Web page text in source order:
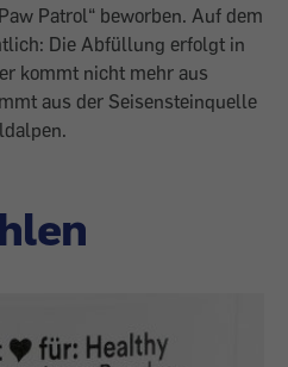
Patrol“ beworben. Auf dem
Die Abfüllung erfolgt in
kommt nicht mehr aus
aus der Seisensteinquelle